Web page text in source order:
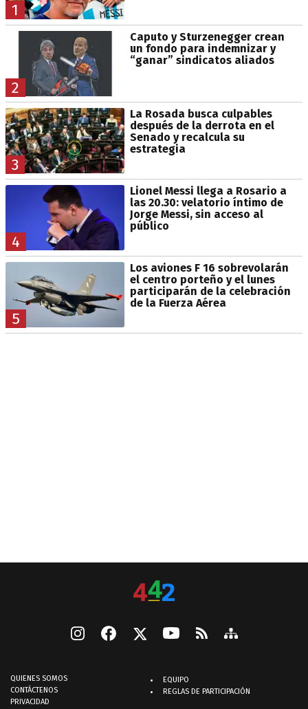
1
2
Caputo y Sturzenegger crean
un fondo para indemnizar y
“ganar” sindicatos aliados
3
La Rosada busca culpables
después de la derrota en el
Senado y recalcula su
estrategia
4
Lionel Messi llega a Rosario a
las 20.30: velatorio íntimo de
Jorge Messi, sin acceso al
público
5
Los aviones F 16 sobrevolarán
el centro porteño y el lunes
participarán de la celebración
de la Fuerza Aérea
QUIENES SOMOS
CONTÁCTENOS
PRIVACIDAD
EQUIPO
REGLAS DE PARTICIPACIÓN